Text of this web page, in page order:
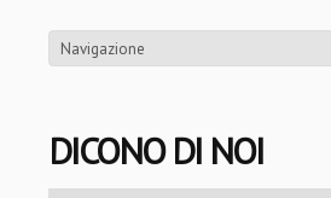
DICONO DI NOI